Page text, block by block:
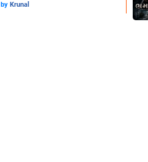
by Krunal